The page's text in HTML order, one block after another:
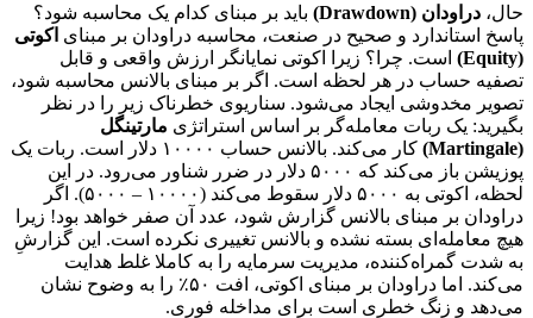
حال، دراودان (Drawdown)
باید بر مبنای کدام یک محاسبه شود؟
پاسخ استاندارد و صحیح در صنعت، محاسبه دراودان بر مبنای اکوتی
(Equity)
است. چرا؟ زیرا اکوتی نمایانگر ارزش واقعی و قابل
تصفیه حساب در هر لحظه است. اگر بر مبنای بالانس محاسبه شود،
تصویر مخدوشی ایجاد می‌شود. سناریوی خطرناک زیر را در نظر
بگیرید: یک ربات معامله‌گر بر اساس استراتژی مارتینگل
(Martingale)
کار می‌کند. بالانس حساب ۱۰۰۰۰ دلار است. ربات یک
پوزیشن باز می‌کند که ۵۰۰۰ دلار در ضرر شناور می‌رود. در این
لحظه، اکوتی به ۵۰۰۰ دلار سقوط می‌کند (۱۰۰۰۰ – ۵۰۰۰). اگر
دراودان بر مبنای بالانس گزارش شود، عدد آن صفر خواهد بود! زیرا
هیچ معامله‌ای بسته نشده و بالانس تغییری نکرده است. این گزارشِ
به شدت گمراه‌کننده، مدیریت سرمایه را به کاملا غلط هدایت
می‌کند. اما دراودان بر مبنای اکوتی، افت ۵۰٪ را به وضوح نشان
می‌دهد و زنگ خطری است برای مداخله فوری.